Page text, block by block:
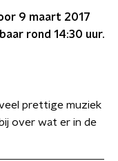
9 maart 2017
rond 14:30 uur.
prettige muziek
over wat er in de